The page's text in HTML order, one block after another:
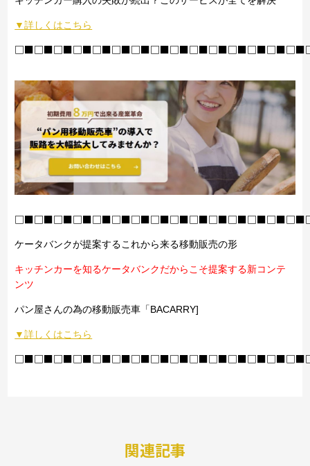
▼詳しくはこちら
ケータバンクが提案するこれから来る移動販売の形
キッチンカーを知るケータバンクだからこそ提案する新コンテ
ンツ
パン屋さんの為の移動販売車「BACARRY]
▼詳しくはこちら
関連記事